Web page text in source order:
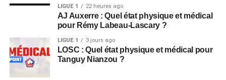
LIGUE 1 22 heures ago
AJ Auxerre : Quel état physique et médical
pour Rémy Labeau-Lascary ?
LIGUE 1 3 jours ago
LOSC : Quel état physique et médical pour
Tanguy Nianzou ?